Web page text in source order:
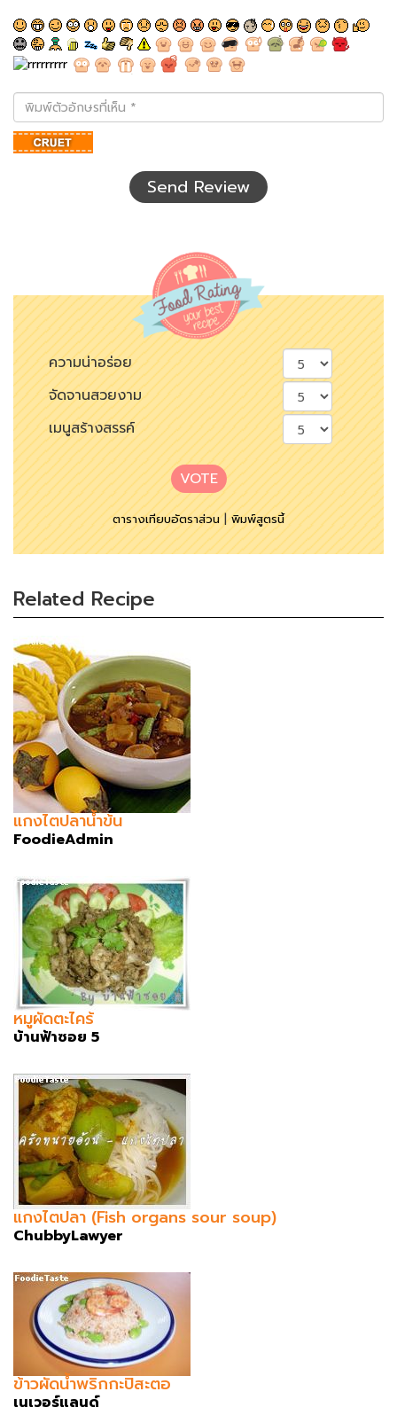
พิมพ์
ตัว
อักษร
ที่
Send Review
ความน่าอร่อย
จัดจานสวยงาม
เมนูสร้างสรรค์
VOTE
ตารางเทียบอัตราส่วน|พิมพ์สูตรนี้
Related Recipe
แกงไตปลาน้ำข้น
FoodieAdmin
หมูผัดตะไคร้
บ้านฟ้าซอย 5
แกงไตปลา (Fish organs sour soup)
ChubbyLawyer
ข้าวผัดน้ำพริกกะปิสะตอ
เนเวอร์แลนด์